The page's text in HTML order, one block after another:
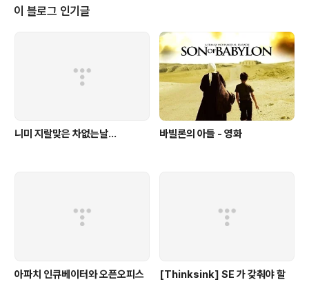
dumprd 를 열고 BASE_IFC 를 찾으면 일반적 네트워크 디바이스를 찾아 설
정하는 부분이 있는데. 재밌는게 . /e..
이 블로그 인기글
니미 지랄맞은 차없는날... 바빌론의 아들 - 영화
아파치 인큐베이터와 오픈오피스
[Thinksink] SE 가 갖춰야 할